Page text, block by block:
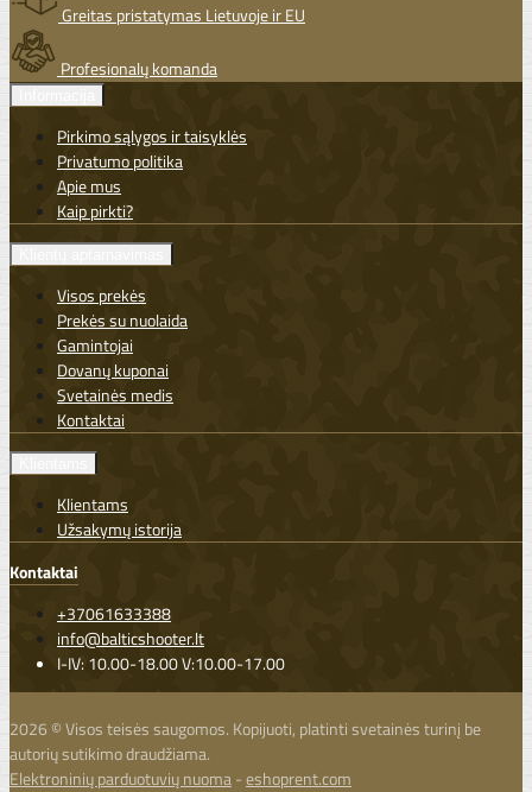
Greitas pristatymas Lietuvoje ir EU
Profesionalų komanda
Pirkimo sąlygos ir taisyklės
Privatumo politika
Apie mus
Kaip pirkti?
Visos prekės
Prekės su nuolaida
Gamintojai
Dovanų kuponai
Svetainės medis
Kontaktai
Klientams
Užsakymų istorija
Kontaktai
+37061633388
info@balticshooter.lt
I-IV: 10.00-18.00 V:10.00-17.00
2026 © Visos teisės saugomos. Kopijuoti, platinti svetainės turinį be
autorių sutikimo draudžiama.
Elektroninių parduotuvių nuoma-eshoprent.com